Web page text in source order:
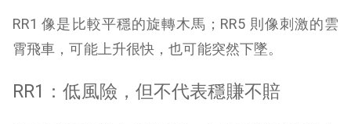
RR1 像是比較平穩的旋轉木馬；RR5 則像刺激的雲
霄飛車，可能上升很快，也可能突然下墜。
RR1：低風險，但不代表穩賺不賠